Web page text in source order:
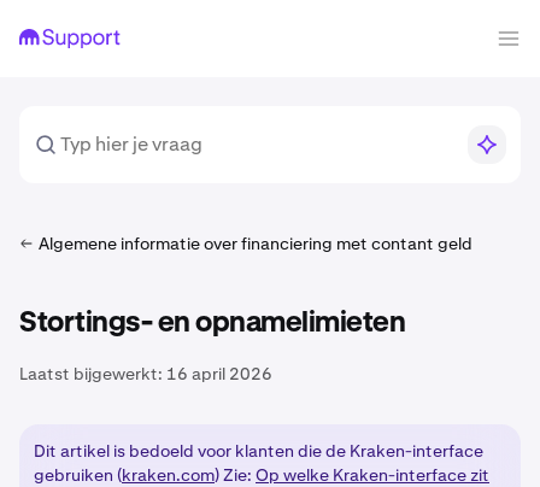
Algemene informatie over financiering met contant geld
Stortings- en opnamelimieten
Laatst bijgewerkt: 16 april 2026
Dit artikel is bedoeld voor klanten die de Kraken-interface
gebruiken (kraken.com) Zie: Op welke Kraken-interface zit